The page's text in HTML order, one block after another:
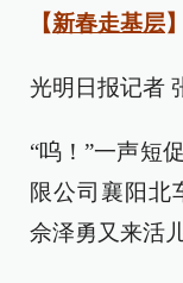
【新春走基层】
光明日报记者
“呜！”一声短
限公司襄阳北
佘泽勇又来活儿